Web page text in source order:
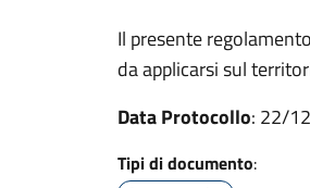
Il presente
da applicarsi sul
Data Protocollo: 22/
Tipi di documento: